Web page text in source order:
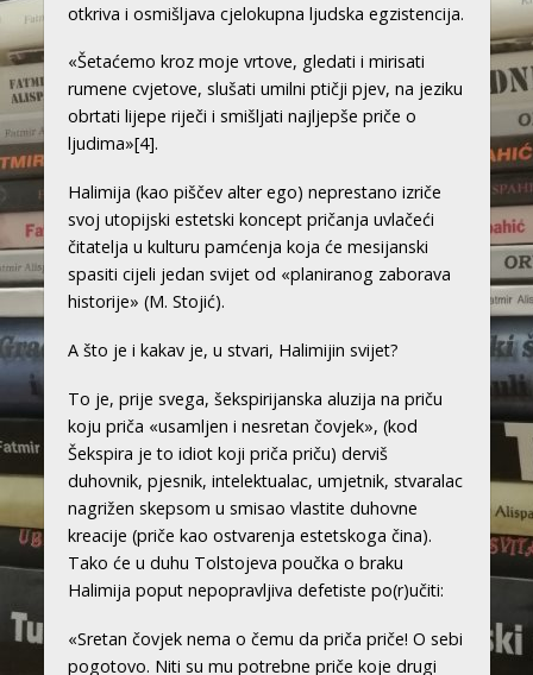
otkriva i osmišljava cjelokupna ljudska egzistencija.
«Šetaćemo kroz moje vrtove, gledati i mirisati
rumene cvjetove, slušati umilni ptičji pjev, na jeziku
obrtati lijepe riječi i smišljati najljepše priče o
ljudima»[4].
Halimija (kao piščev alter ego) neprestano izriče
svoj utopijski estetski koncept pričanja uvlačeći
čitatelja u kulturu pamćenja koja će mesijanski
spasiti cijeli jedan svijet od «planiranog zaborava
historije» (M. Stojić).
A što je i kakav je, u stvari, Halimijin svijet?
To je, prije svega, šekspirijanska aluzija na priču
koju priča «usamljen i nesretan čovjek», (kod
Šekspira je to idiot koji priča priču) derviš
duhovnik, pjesnik, intelektualac, umjetnik, stvaralac
nagrižen skepsom u smisao vlastite duhovne
kreacije (priče kao ostvarenja estetskoga čina).
Tako će u duhu Tolstojeva poučka o braku
Halimija poput nepopravljiva defetiste po(r)učiti:
«Sretan čovjek nema o čemu da priča priče! O sebi
pogotovo. Niti su mu potrebne priče koje drugi